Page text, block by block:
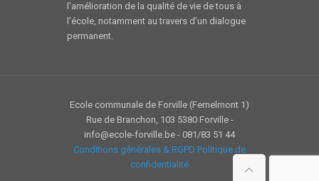
l’amélioration de la qualité de vie de tous à
l’école, notamment au travers d’un dialogue
permanent.
Ecole communale de Forville (Fernelmont 1)
Rue de Branchon, 103 5380 Forville -
info@ecole-forville.be - 081/83 51 44
Conditions générales & RGPD Politique de
confidentialité